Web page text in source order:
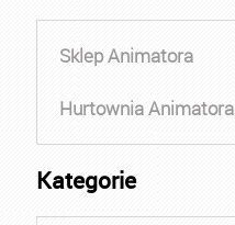
Sklep Animatora
Hurtownia Animatora
Kategorie